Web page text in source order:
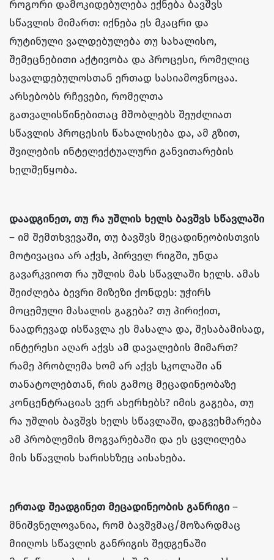
როგორი დამოკიდებულება ექნება ბავშვს
სწავლის მიმართ: იქნება ეს მკაცრი და
რუტინული ვალდებულება თუ სახალისო,
შემეცნებითი აქტივობა და პროცესი, რომელიც
სავალდებულოსთან ერთად სასიამოვნოცაა.
არსებობს რჩევები, რომელთა
გათვალისწინებითაც მშობლებს შეუძლიათ
სწავლის პროცესის წახალისება და, ამ გზით,
შვილების ინტელექტუალური განვითარების
ხელშეწყობა.
დაადგინეთ, თუ რა უშლის ხელს ბავშვს სწავლაში
– იმ შემთხვევაში, თუ ბავშვს მეცადინეობისთვის
მოტივაცია არ აქვს, პირველ რიგში, უნდა
გავარკვიოთ რა უშლის მას სწავლაში ხელს. ამას
შეიძლება ბევრი მიზეზი ქონდეს: უჭირს
მოცემული მასალის გაგება? თუ პირიქით,
ნაადრევად ისწავლა ეს მასალა და, შესაბამისად,
ინტერესი აღარ აქვს ამ დავალების მიმართ?
რამე პრობლემა ხომ არ აქვს სკოლაში ან
თანატოლებთან, რის გამოც მეცადინეობაზე
კონცენტრაციას ვერ ახერხებს? იმის გაგება, თუ
რა უშლის ბავშვს ხელს სწავლაში, დაგვეხმარება
ამ პრობლემის მოგვარებაში და ეს ცვლილება
მის სწავლის ხარისხზეც აისახება.
ერთად შეადგინეთ მეცადინეობის განრიგი –
მნიშვნელოვანია, რომ ბავშვმაც/მოზარდმაც
მიიღოს სწავლის განრიგის შედგენაში